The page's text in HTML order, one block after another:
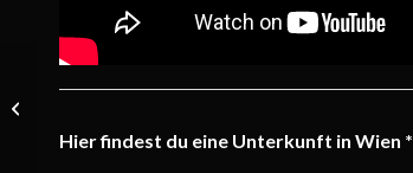
Hier findest du eine Unterkunft in Wien *
31.08.2024 –